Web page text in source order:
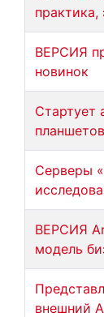
ВЕРСИЯ
новинок
Стартует
Серверы
ВЕРСИЯ
модель
внешний